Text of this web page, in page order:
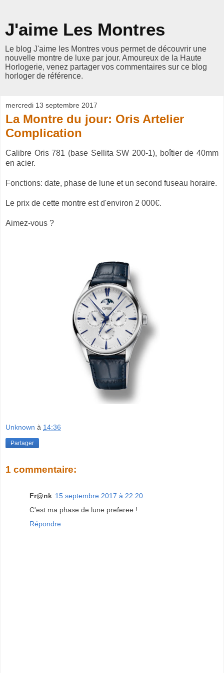
J'aime Les Montres
Le blog J'aime les Montres vous permet de découvrir une
nouvelle montre de luxe par jour. Amoureux de la Haute
Horlogerie, venez partager vos commentaires sur ce blog
horloger de référence.
mercredi 13 septembre 2017
La Montre du jour: Oris Artelier
Complication
Calibre Oris 781 (base Sellita SW 200-1), boîtier de 40mm
en acier.
Fonctions: date, phase de lune et un second fuseau horaire.
Le prix de cette montre est d'environ 2 000€.
Aimez-vous ?
Unknown à 14:36
Partager
1 commentaire:
Fr@nk 15 septembre 2017 à 22:20
C'est ma phase de lune preferee !
Répondre